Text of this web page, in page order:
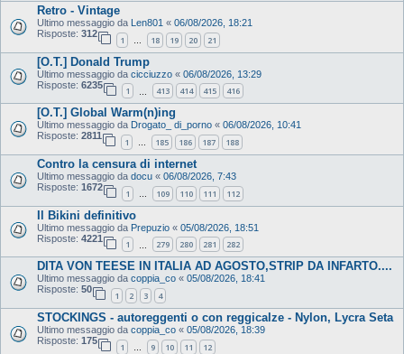
Retro - Vintage
Ultimo messaggio da Len801 « 06/08/2026, 18:21
Risposte: 312
1 … 18 19 20 21
[O.T.] Donald Trump
Ultimo messaggio da cicciuzzo « 06/08/2026, 13:29
Risposte: 6235
1 413 414 415 416
[O.T.] Global Warm(n)ing
Ultimo messaggio da Drogato_ di_porno « 06/08/2026, 10:41
Risposte: 2811
1 … 185 186 187 188
Contro la censura di internet
Ultimo messaggio da docu « 06/08/2026, 7:43
Risposte: 1672
1 … 109 110 111 112
Il Bikini definitivo
Ultimo messaggio da Prepuzio « 05/08/2026, 18:51
Risposte: 4221
1 279 280 281 282
DITA VON TEESE IN ITALIA AD AGOSTO,STRIP DA INFARTO....
Ultimo messaggio da coppia_co « 05/08/2026, 18:41
Risposte: 50
1 2 3 4
STOCKINGS - autoreggenti o con reggicalze - Nylon, Lycra Seta
Ultimo messaggio da coppia_co « 05/08/2026, 18:39
Risposte: 175
1 … 9 10 11 12